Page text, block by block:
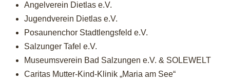
Angelverein Dietlas e.V.
Jugendverein Dietlas e.V.
Posaunenchor Stadtlengsfeld e.V.
Salzunger Tafel e.V.
Museumsverein Bad Salzungen e.V. & SOLEWELT
Caritas Mutter-Kind-Klinik „Maria am See“